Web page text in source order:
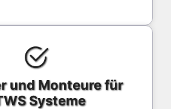
und Monteure für
Systeme